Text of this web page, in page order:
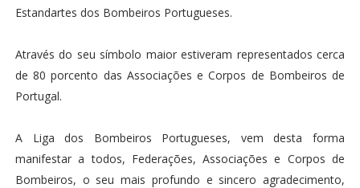
Estandartes dos Bombeiros Portugueses.
Através do seu símbolo maior estiveram representados cerca
de 80 porcento das Associações e Corpos de Bombeiros de
Portugal.
A Liga dos Bombeiros Portugueses, vem desta forma
manifestar a todos, Federações, Associações e Corpos de
Bombeiros, o seu mais profundo e sincero agradecimento,